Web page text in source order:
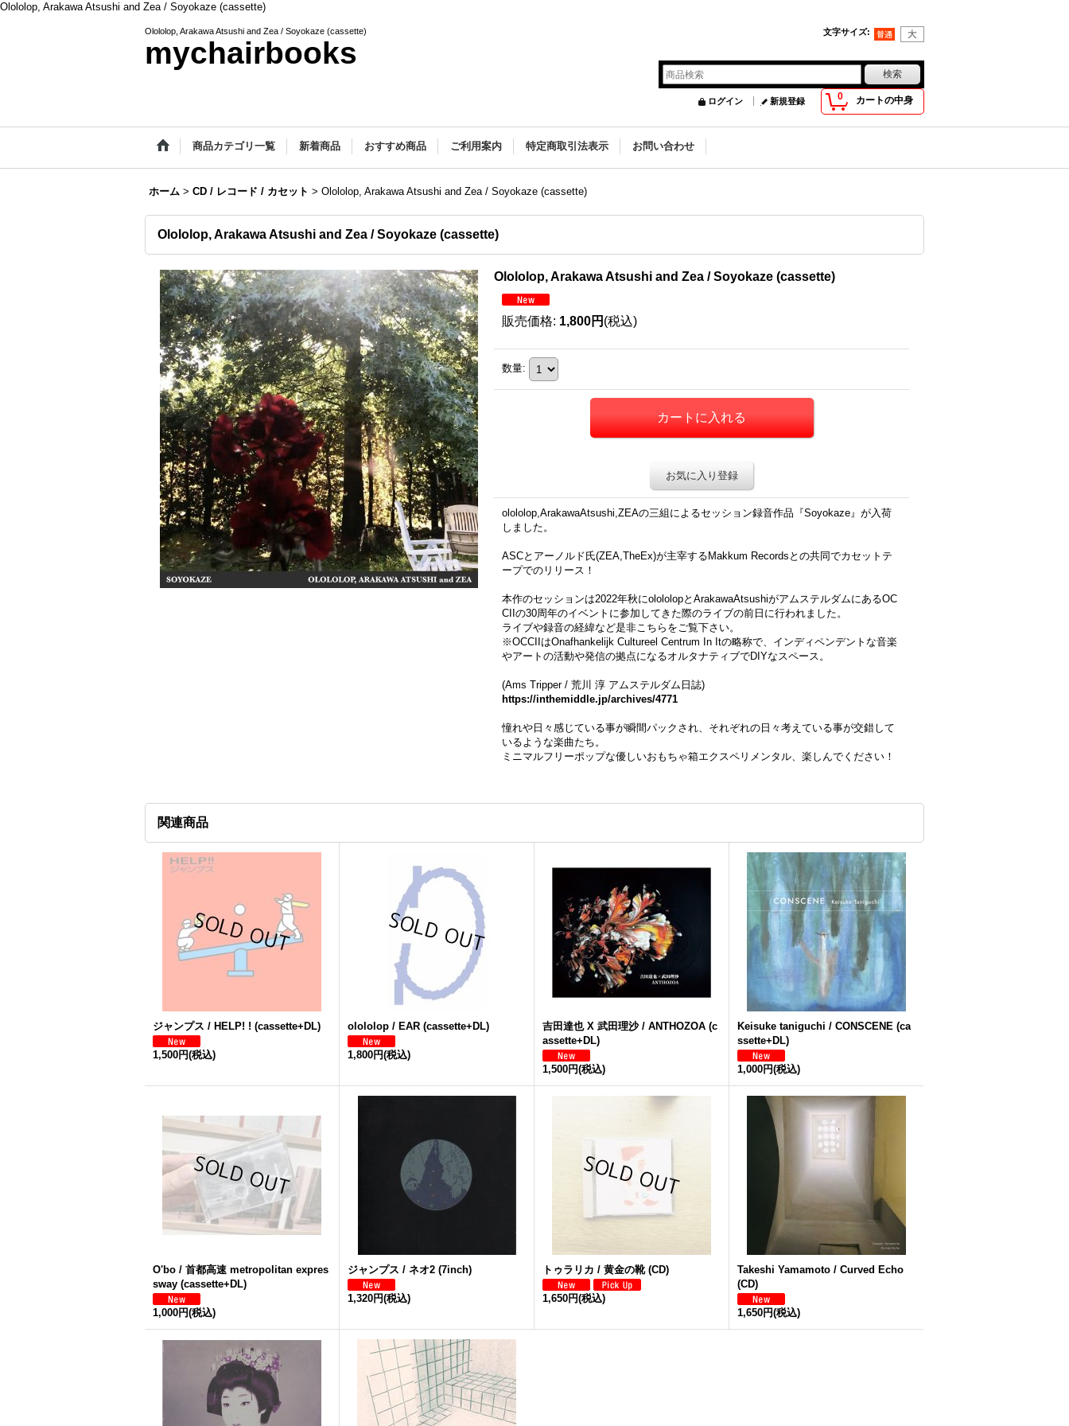
Olololop, Arakawa Atsushi and Zea / Soyokaze (cassette)
Olololop, Arakawa Atsushi and Zea / Soyokaze (cassette) 文字サイズ:
mychairbooks
0 カートの中身
ログイン 新規登録
商品カテゴリ一覧 新着商品 おすすめ商品 ご利用案内 特定商取引法表示 お問い合わせ
ホーム > CD / レコード / カセット > Olololop, Arakawa Atsushi and Zea / Soyokaze (cassette)
Olololop, Arakawa Atsushi and Zea / Soyokaze (cassette)
Olololop, Arakawa Atsushi and Zea / Soyokaze (cassette)
販売価格: 1,800円 (税込)
数量:
お気に入り登録
olololop,ArakawaAtsushi,ZEAの三組によるセッション録音作品『Soyokaze』が入荷
しました。
ASCとアーノルド氏(ZEA,TheEx)が主宰するMakkum Recordsとの共同でカセットテ
ープでのリリース！
本作のセッションは2022年秋にolololopとArakawaAtsushiがアムステルダムにあるOC
CIIの30周年のイベントに参加してきた際のライブの前日に行われました。
ライブや録音の経緯など是非こちらをご覧下さい。
※OCCIIはOnafhankelijk Cultureel Centrum In Itの略称で、インディペンデントな音楽
やアートの活動や発信の拠点になるオルタナティブでDIYなスペース。
(Ams Tripper / 荒川 淳 アムステルダム日誌)
https://inthemiddle.jp/archives/4771
憧れや日々感じている事が瞬間パックされ、それぞれの日々考えている事が交錯して
いるような楽曲たち。
ミニマルフリーポップな優しいおもちゃ箱エクスペリメンタル、楽しんでください！
関連商品
ジャンプス / HELP! ! (cassette+DL)
1,500円(税込)
olololop / EAR (cassette+DL)
1,800円(税込)
吉田達也 X 武田理沙 / ANTHOZOA (c
assette+DL)
1,500円(税込)
Keisuke taniguchi ​/​ CONSCENE (ca
ssette+DL)
1,000円(税込)
O'bo / 首都高速 metropolitan expres
sway (cassette+DL)
1,000円(税込)
ジャンプス / ネオ2 (7inch)
1,320円(税込)
トゥラリカ / 黄金の靴 (CD)
1,650円(税込)
Takeshi Yamamoto / Curved Echo
(CD)
1,650円(税込)